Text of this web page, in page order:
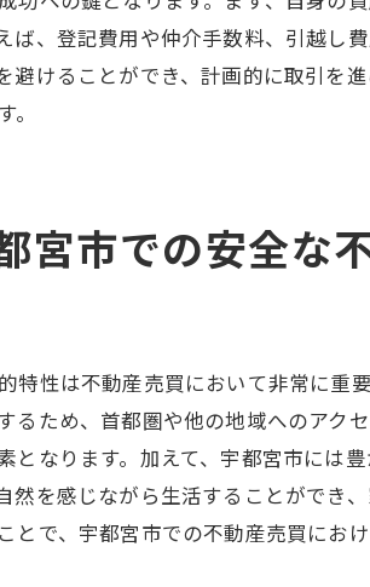
成功事例に見る購入者保護の重要性
エージェント活用による安心取引の
資産価値を高める物件選びのコツ
予算に合わせた現実的な物件探し
将来のライフスタイルを考慮した選
夢の物件を購入するまでのステップ
、登記費用や仲介手数料、引越し
けることができ、計画的に取引を
宮市での安全な
特性は不動産売買において非常に
ため、首都圏や他の地域へのアク
なります。加えて、宇都宮市には
然を感じながら生活することができ
で、宇都宮市での不動産売買にお